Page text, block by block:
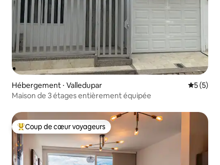
Hébergement ⋅ Valledupar
5 (5)
Maison de 3 étages entièrement équipée
Coups de cœur voyageurs les plus appréciés
Coup de cœur voyageurs